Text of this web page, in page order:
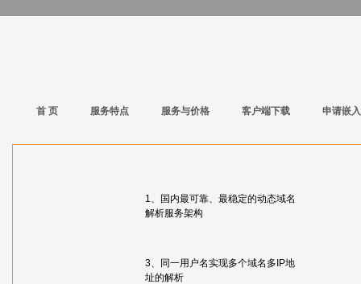
首 页 服务特点 服务与价格 客户端下载 申请嵌入
1、国内最可靠、最稳定的动态域名
解析服务架构
3、同一用户名实现多个域名多IP地
址的解析